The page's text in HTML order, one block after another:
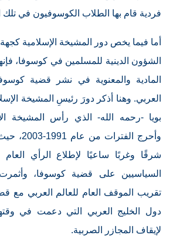
فردية قام بها الطلاب الكوسوفيون في تلك
أما فيما يخص دور المشيخة الإسلامية
الشؤون الدينية للمسلمين في كوسوفا،
المادية والمعنوية في نشر قضية
العربي. وهنا أذكر دورَ رئيسِ المشيخة
بويا -رحمه الله- الذي رأس المشيخة
وأحرج
شرقًا وغربًا ساعيًا لإطلاع الرأي العام
السياسيين على قضية كوسوفا،
تقريب الموقف العام للعالم العربي مع
دول الخليج العربي التي دعمت في
لإيقاف المجازر الصربية.